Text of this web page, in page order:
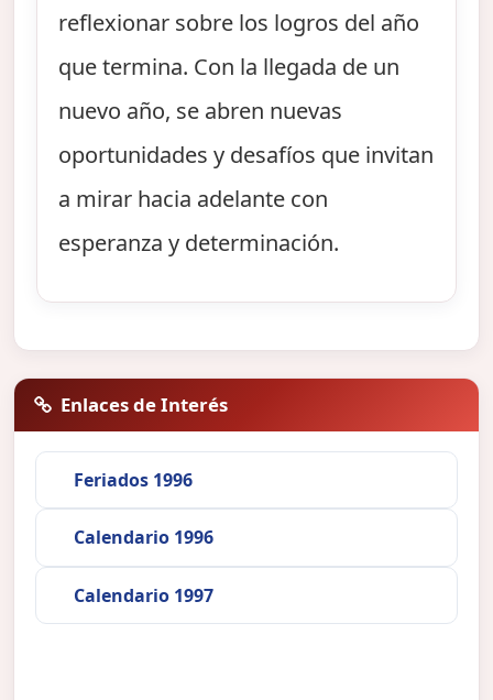
reflexionar sobre los logros del año
que termina. Con la llegada de un
nuevo año, se abren nuevas
oportunidades y desafíos que invitan
a mirar hacia adelante con
esperanza y determinación.
Enlaces de Interés
Feriados 1996
Calendario 1996
Calendario 1997